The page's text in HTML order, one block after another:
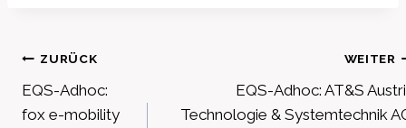
Beitragsnavigation
ZURÜCK
EQS-Adhoc:
fox e-mobility
WEITER
EQS-Adhoc: AT&S
Technologie & Systemtechnik